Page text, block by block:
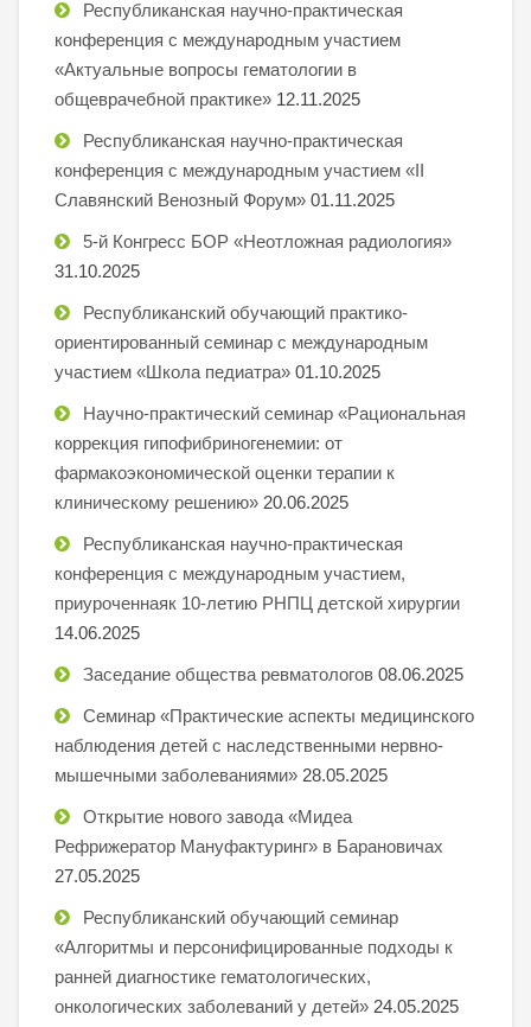
Республиканская научно-практическая
конференция с международным участием
«Актуальные вопросы гематологии в
общеврачебной практике» 12.11.2025
Республиканская научно-практическая
конференция с международным участием «II
Славянский Венозный Форум» 01.11.2025
5-й Конгресс БОР «Неотложная радиология»
31.10.2025
Республиканский обучающий практико-
ориентированный семинар с международным
участием «Школа педиатра» 01.10.2025
Научно-практический семинар «Рациональная
коррекция гипофибриногенемии: от
фармакоэкономической оценки терапии к
клиническому решению» 20.06.2025
Республиканская научно-практическая
конференция с международным участием,
приуроченнаяк 10-летию РНПЦ детской хирургии
14.06.2025
Заседание общества ревматологов 08.06.2025
Семинар «Практические аспекты медицинского
наблюдения детей с наследственными нервно-
мышечными заболеваниями» 28.05.2025
Открытие нового завода «Мидеа
Рефрижератор Мануфактуринг» в Барановичах
27.05.2025
Республиканский обучающий семинар
«Алгоритмы и персонифицированные подходы к
ранней диагностике гематологических,
онкологических заболеваний у детей» 24.05.2025